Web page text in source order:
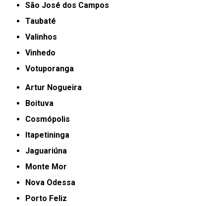
São José dos Campos
Taubaté
Valinhos
Vinhedo
Votuporanga
Artur Nogueira
Boituva
Cosmópolis
Itapetininga
Jaguariúna
Monte Mor
Nova Odessa
Porto Feliz